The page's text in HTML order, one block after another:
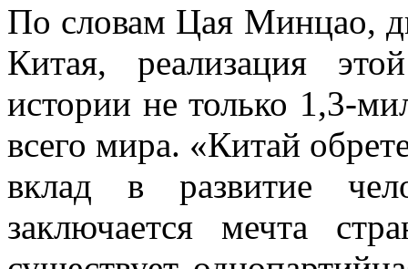
По словам Цая Минцао,
Китая, реализация
истории не только 1,3-
всего мира. «Китай
вклад в развитие
заключается мечта